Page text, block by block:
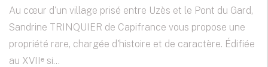
Au cœur d'un village prisé entre Uzès et le Pont du Gard,
Sandrine TRINQUIER de Capifrance vous propose une
propriété rare, chargée d'histoire et de caractère. Édifiée
au XVIIᵉ si...